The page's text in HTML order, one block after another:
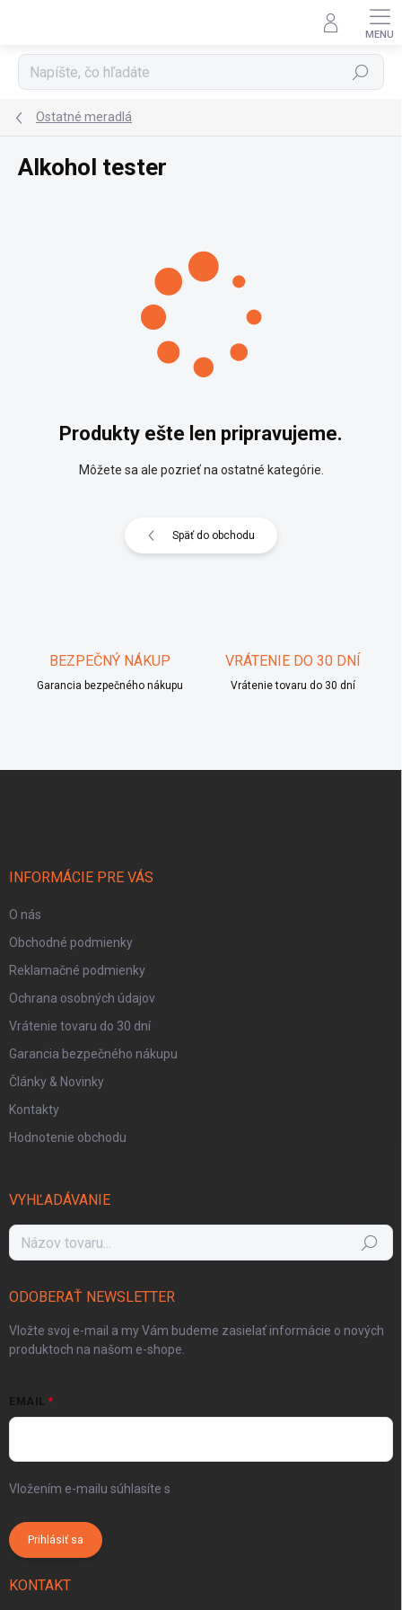
Hľadať
Ostatné meradlá
Alkohol tester
Produkty ešte len pripravujeme.
Môžete sa ale pozrieť na ostatné kategórie.
Späť do obchodu
BEZPEČNÝ NÁKUP
Garancia bezpečného nákupu
VRÁTENIE DO 30 DNÍ
Vrátenie tovaru do 30 dní
INFORMÁCIE PRE VÁS
O nás
Obchodné podmienky
Reklamačné podmienky
Ochrana osobných údajov
Vrátenie tovaru do 30 dní
Garancia bezpečného nákupu
Články & Novinky
Kontakty
Hodnotenie obchodu
VYHĽADÁVANIE
Hľadať
ODOBERAŤ NEWSLETTER
Vložte svoj e-mail a my Vám budeme zasielať informácie o nových
produktoch na našom e-shope.
EMAIL
Vložením e-mailu súhlasíte s
Prihlásiť sa
KONTAKT